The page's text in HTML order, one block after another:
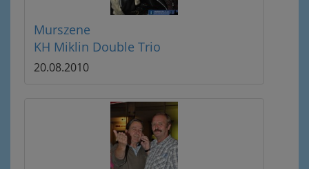
Murszene
KH Miklin Double Trio
20.08.2010